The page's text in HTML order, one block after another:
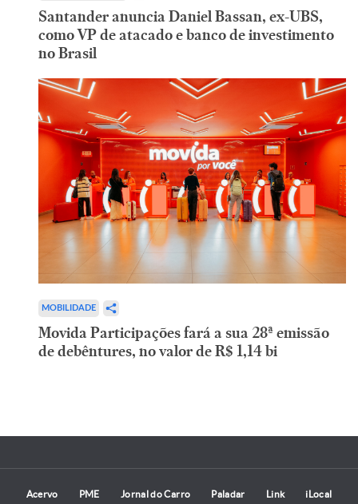
Santander anuncia Daniel Bassan, ex-UBS,
como VP de atacado e banco de investimento
no Brasil
MOBILIDADE
Movida Participações fará a sua 28ª emissão
de debêntures, no valor de R$ 1,14 bi
Acervo PME Jornal do Carro Paladar Link iLocal